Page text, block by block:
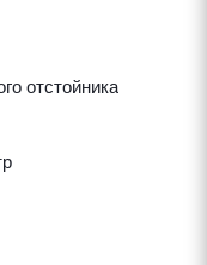
отстойника